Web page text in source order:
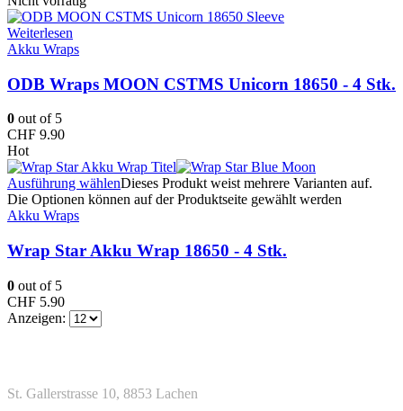
Weiterlesen
Akku Wraps
ODB Wraps MOON CSTMS Unicorn 18650 - 4 Stk.
0 out of 5
CHF 9.90
Hot
Ausführung wählenDieses Produkt weist mehrere Varianten auf.
Die Optionen können auf der Produktseite gewählt werden
Akku Wraps
Wrap Star Akku Wrap 18650 - 4 Stk.
0 out of 5
CHF 5.90
Anzeigen:
St. Gallerstrasse 10, 8853 Lachen